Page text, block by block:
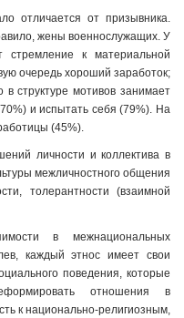
отличается от призывника.
жены военнослужащих. У
к материальной
очередь хороший заработок;
структуре мотивов занимает
и испытать себя (79%). На
(45%).
личности и коллектива в
межличностного общения
толерантности (взаимной
в межнациональных
каждый этнос имеет свои
поведения, которые
отношения в
к национально-религиозным,